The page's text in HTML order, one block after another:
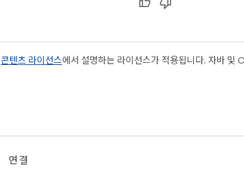
콘텐츠 라이선스에서 설명하는 라이선스가 적용됩니다. 자바
연결